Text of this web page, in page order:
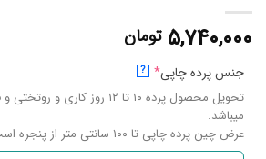
۵,۷۴۰,۰۰۰ تومان
جنس پرده چاپی*
?
میباشد.
عرض چین پرده چاپی تا ۱۰۰ سانتی متر از پنجره است.